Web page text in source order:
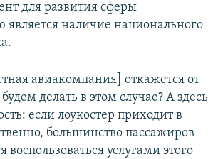
для развития сферы
является наличие национального
авиакомпания] откажется от
делать в этом случае? А здесь
если лоукостер приходит в
большинство пассажиров
воспользоваться услугами этого